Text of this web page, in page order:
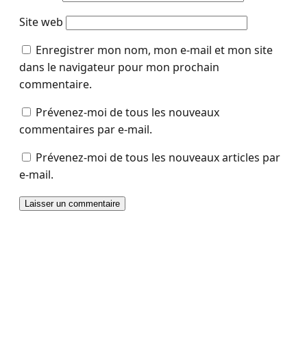
Site web
Enregistrer mon nom, mon e-mail et mon site
dans le navigateur pour mon prochain
commentaire.
Prévenez-moi de tous les nouveaux
commentaires par e-mail.
Prévenez-moi de tous les nouveaux articles par
e-mail.